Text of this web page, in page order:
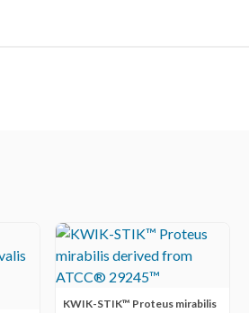
KWIK-STIK™ Proteus mirabilis